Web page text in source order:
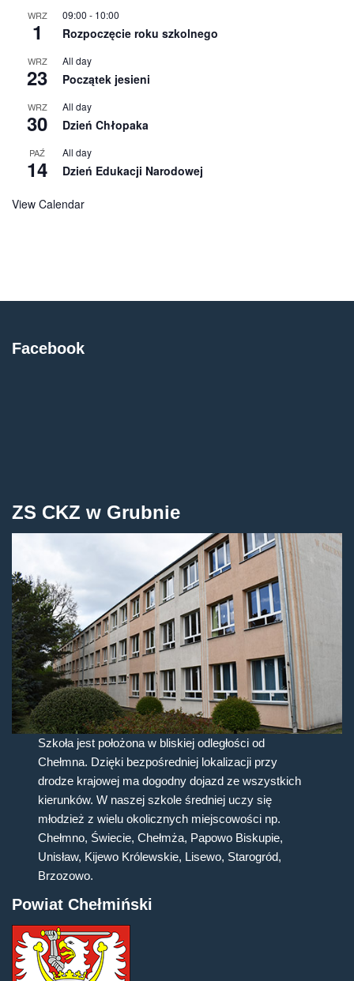
WRZ
1
09:00 - 10:00
Rozpoczęcie roku szkolnego
WRZ
23
All day
Początek jesieni
WRZ
30
All day
Dzień Chłopaka
PAŹ
14
All day
Dzień Edukacji Narodowej
View Calendar
Facebook
ZS CKZ w Grubnie
Szkoła jest położona w bliskiej odległości od
Chełmna. Dzięki bezpośredniej lokalizacji przy
drodze krajowej ma dogodny dojazd ze wszystkich
kierunków. W naszej szkole średniej uczy się
młodzież z wielu okolicznych miejscowości np.
Chełmno, Świecie, Chełmża, Papowo Biskupie,
Unisław, Kijewo Królewskie, Lisewo, Starogród,
Brzozowo.
Powiat Chełmiński